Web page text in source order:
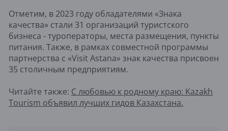
Отметим, в 2023 году обладателями «Знака
качества» стали 31 организаций туристского
бизнеса - туроператоры, места размещения, пункты
питания. Также, в рамках совместной программы
партнерства с «Visit Astana» знак качества присвоен
35 столичным предприятиям.
Читайте также: С любовью к родному краю: Kazakh
Tourism объявил лучших гидов Казахстана.